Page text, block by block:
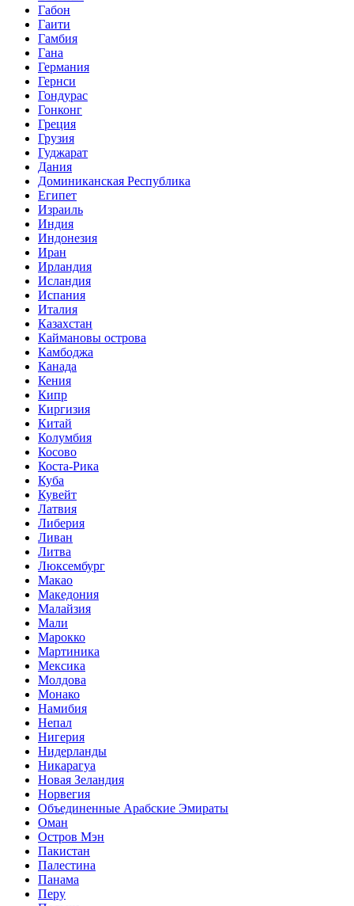
Габон
Гаити
Гамбия
Гана
Германия
Гернси
Гондурас
Гонконг
Греция
Грузия
Гуджарат
Дания
Доминиканская Республика
Египет
Израиль
Индия
Индонезия
Иран
Ирландия
Исландия
Испания
Италия
Казахстан
Каймановы острова
Камбоджа
Канада
Кения
Кипр
Киргизия
Китай
Колумбия
Косово
Коста-Рика
Куба
Кувейт
Латвия
Либерия
Ливан
Литва
Люксембург
Макао
Македония
Малайзия
Мали
Марокко
Мартиника
Мексика
Молдова
Монако
Намибия
Непал
Нигерия
Нидерланды
Никарагуа
Новая Зеландия
Норвегия
Объединенные Арабские Эмираты
Оман
Остров Мэн
Пакистан
Палестина
Панама
Перу